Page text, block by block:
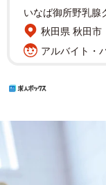
いなば御所野乳腺
秋田県 秋田市
アルバイト・